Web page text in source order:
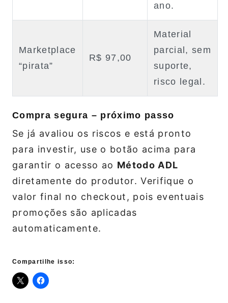
ano.
Marketplace
“pirata”
R$ 97,00
Material
parcial, sem
suporte,
risco legal.
Compra segura – próximo passo
Se já avaliou os riscos e está pronto
para investir, use o botão acima para
garantir o acesso ao Método ADL
diretamente do produtor. Verifique o
valor final no checkout, pois eventuais
promoções são aplicadas
automaticamente.
Compartilhe isso: